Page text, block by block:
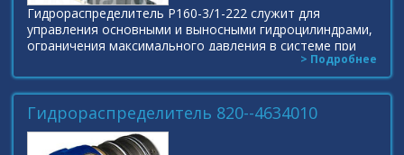
Гидрораспределитель Р160-3/1-222 служит для
управления основными и выносными гидроцилиндрами,
ограничения максимального давления в системе при
перегрузках, а также для автоматического перевода
> Подробнее
Гидрораспределитель 820--4634010